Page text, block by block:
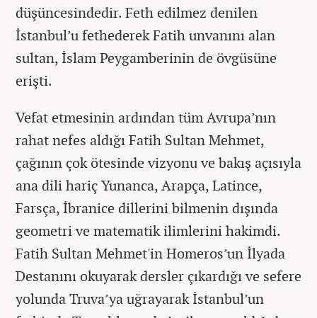
düşüncesindedir. Feth edilmez denilen
İstanbul’u fethederek Fatih unvanını alan
sultan, İslam Peygamberinin de övgüsüne
erişti.
Vefat etmesinin ardından tüm Avrupa’nın
rahat nefes aldığı Fatih Sultan Mehmet,
çağının çok ötesinde vizyonu ve bakış açısıyla
ana dili hariç Yunanca, Arapça, Latince,
Farsça, İbranice dillerini bilmenin dışında
geometri ve matematik ilimlerini hakimdi.
Fatih Sultan Mehmet'in Homeros’un İlyada
Destanını okuyarak dersler çıkardığı ve sefere
yolunda Truva’ya uğrayarak İstanbul’un